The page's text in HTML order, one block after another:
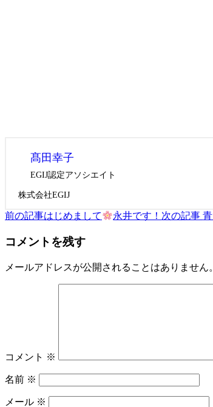
髙田幸子
EGIJ認定アソシエイト
株式会社EGIJ
前の記事はじめまして 永井です！ 次の記事
コメントを残す
メールアドレスが公開されることはありません。
コメント ※
名前 ※
メール ※